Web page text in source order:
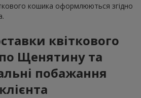
кошика оформлюються згідно
квіткового
Щенятину та
побажання
клієнта